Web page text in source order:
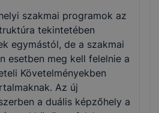
szakmai programok az
tekintetében
egymástól, de a szakmai
esetben meg kell felelnie a
Követelményekben
Az új
a duális képzőhely a